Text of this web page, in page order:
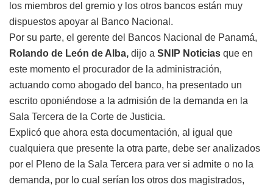
los miembros del gremio y los otros bancos están muy
dispuestos apoyar al Banco Nacional.
Por su parte, el gerente del Bancos Nacional de Panamá,
Rolando de León de Alba, dijo a SNIP Noticias que en
este momento el procurador de la administración,
actuando como abogado del banco, ha presentado un
escrito oponiéndose a la admisión de la demanda en la
Sala Tercera de la Corte de Justicia.
Explicó que ahora esta documentación, al igual que
cualquiera que presente la otra parte, debe ser analizados
por el Pleno de la Sala Tercera para ver si admite o no la
demanda, por lo cual serían los otros dos magistrados,